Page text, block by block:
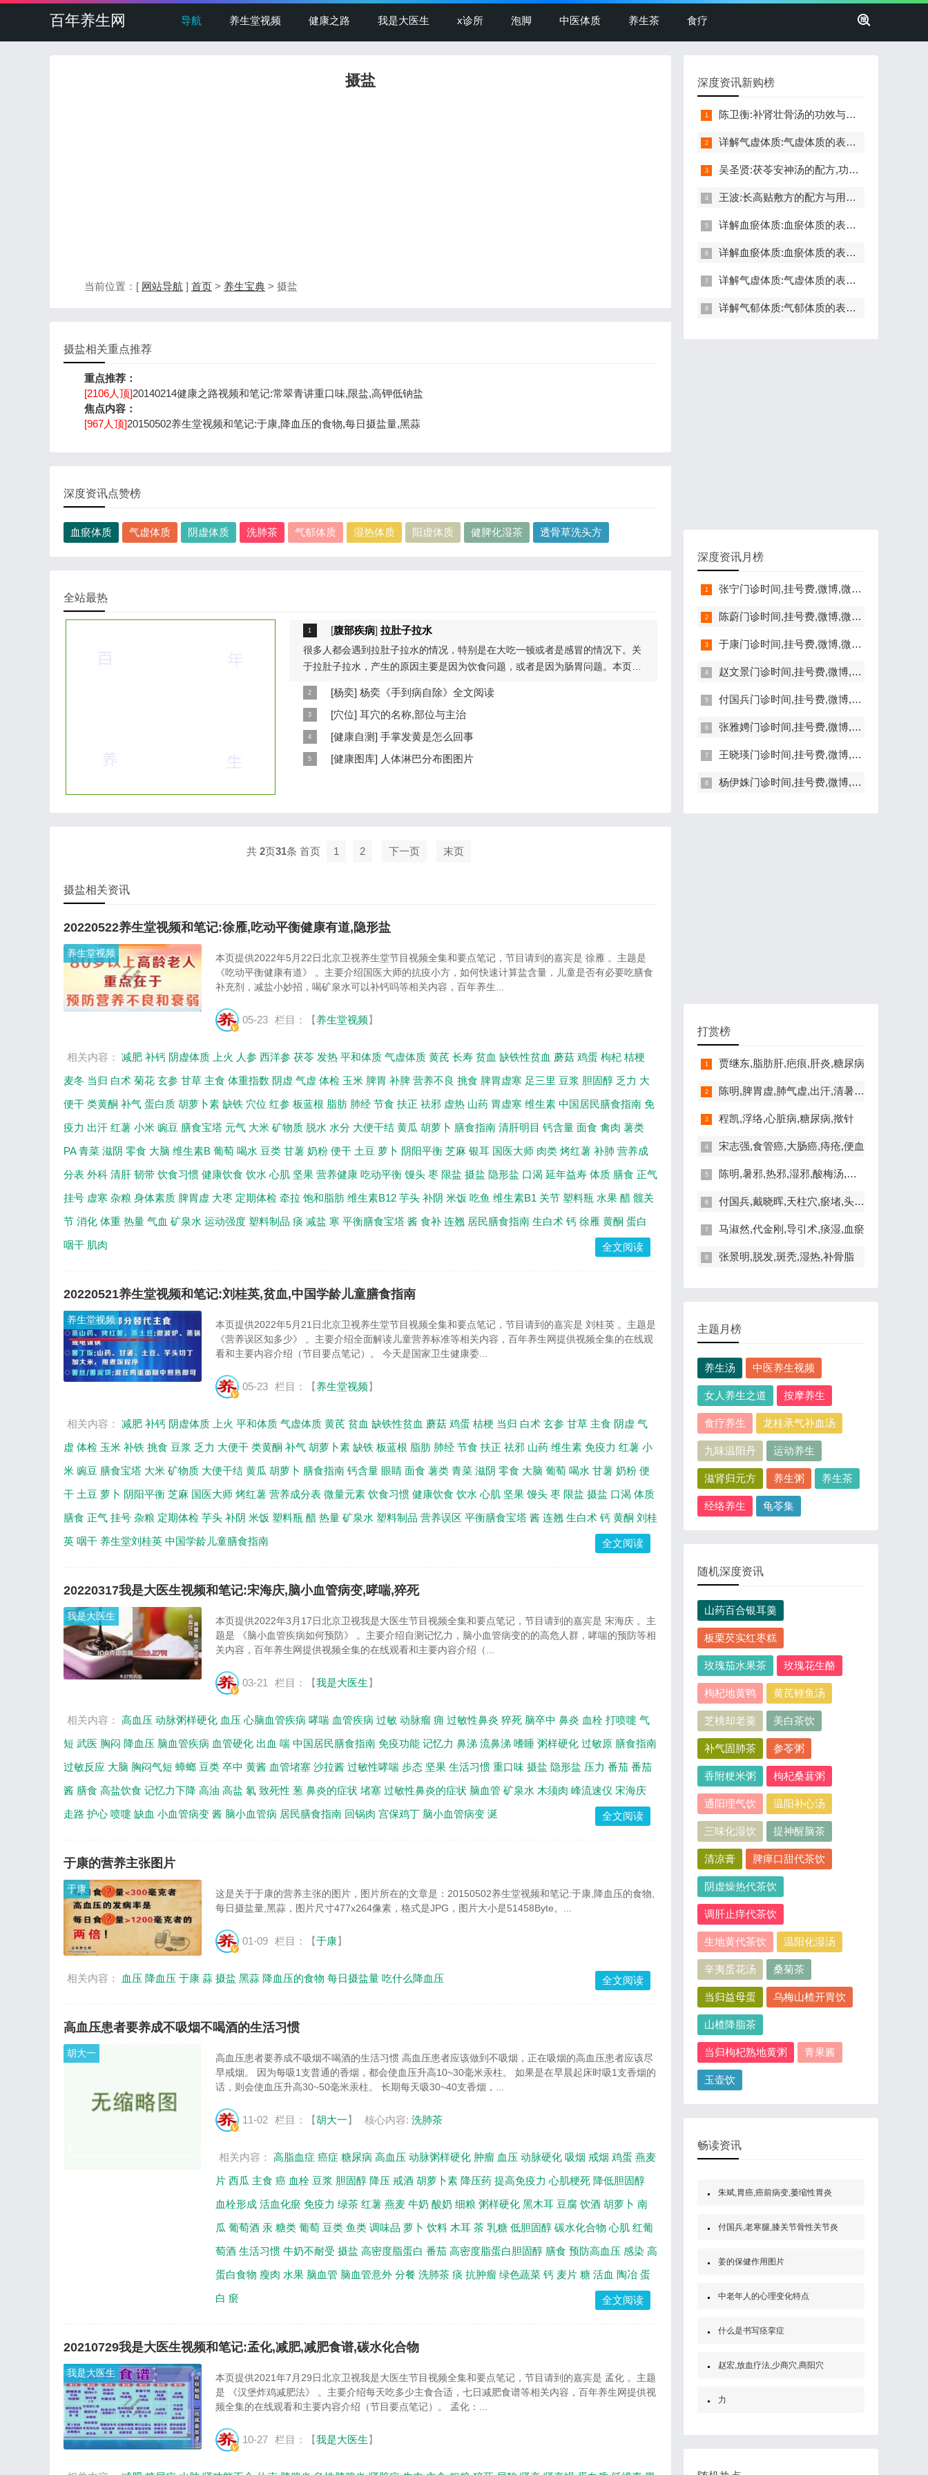
百年养生网 导航 养生堂视频 健康之路 我是大医生 x诊所 泡脚 中医体质 养生茶 食疗
摄盐
当前位置：[ 网站导航 ] 首页 > 养生宝典 > 摄盐
摄盐相关重点推荐
重点推荐：
[2106人顶]20140214健康之路视频和笔记:常翠青讲重口味,限盐,高钾低钠盐
焦点内容：
[967人顶]20150502养生堂视频和笔记:于康,降血压的食物,每日摄盐量,黑蒜
深度资讯点赞榜
血瘀体质 气虚体质 阴虚体质 洗肺茶 气郁体质 湿热体质 阳虚体质 健脾化湿茶 透骨草洗头方
全站最热
[腹部疾病] 拉肚子拉水
很多人都会遇到拉肚子拉水的情况，特别是在大吃一顿或者是感冒的情况下。关
于拉肚子拉水，产生的原因主要是因为饮食问题，或者是因为肠胃问题。本页
[杨奕] 杨奕《手到病自除》全文阅读
本页提供杨奕手到病自除全文阅读。包括完整目录、共计6大章，66个小节的详
细内容。涉及到全身的各个反射区，以及自然疗法、反射区疗法、食疗等。另
外...
[穴位] 耳穴的名称,部位与主治
耳穴在耳郭的分布有一定规律，耳穴在耳郭的分布犹如一个倒置在子宫内的胎
儿，头部朝下，臀部朝上。其分布的规律是，与面颊相应的穴位在耳垂；与上肢
相...
[健康自测] 手掌发黄是怎么回事
手掌发黄，一般是血管内血液不充盈或是皮肤营养不良的表现，这种情况通常是
[健康图库] 人体淋巴分布图图片
共 2页31条 首页 1 2 下一页 末页
摄盐相关资讯
20220522养生堂视频和笔记:徐雁,吃动平衡健康有道,隐形盐
养生堂视频
本页提供2022年5月22日北京卫视养生堂节目视频全集和要点笔记，节目请到的嘉宾是 徐雁 。主题是
《吃动平衡健康有道》 。主要介绍国医大师的抗疫小方，如何快速计算盐含量，儿童是否有必要吃膳食
补充剂，减盐小妙招，喝矿泉水可以补钙吗等相关内容，百年养生...
05-23 栏目：【养生堂视频】
相关内容： 减肥 补钙 阴虚体质 上火 人参 西洋参 茯苓 发热 平和体质 气虚体质 黄芪 长寿 贫血 缺铁性贫血 蘑菇 鸡蛋 枸杞 桔梗
麦冬 当归 白术 菊花 玄参 甘草 主食 体重指数 阴虚 气虚 体检 玉米 脾胃 补脾 营养不良 挑食 脾胃虚寒 足三里 豆浆 胆固醇 乏力 大
便干 类黄酮 补气 蛋白质 胡萝卜素 缺铁 穴位 红参 板蓝根 脂肪 肺经 节食 扶正 祛邪 虚热 山药 胃虚寒 维生素 中国居民膳食指南 免
疫力 出汗 红薯 小米 豌豆 膳食宝塔 元气 大米 矿物质 脱水 水分 大便干结 黄瓜 胡萝卜 膳食指南 清肝明目 钙含量 面食 禽肉 薯类
PA 青菜 滋阴 零食 大脑 维生素B 葡萄 喝水 豆类 甘薯 奶粉 便干 土豆 萝卜 阴阳平衡 芝麻 银耳 国医大师 肉类 烤红薯 补肺 营养成
分表 外科 清肝 韧带 饮食习惯 健康饮食 饮水 心肌 坚果 营养健康 吃动平衡 馒头 枣 限盐 摄盐 隐形盐 口渴 延年益寿 体质 膳食 正气
挂号 虚寒 杂粮 身体素质 脾胃虚 大枣 定期体检 牵拉 饱和脂肪 维生素B12 芋头 补阴 米饭 吃鱼 维生素B1 关节 塑料瓶 水果 醋 髋关
节 消化 体重 热量 气血 矿泉水 运动强度 塑料制品 痰 减盐 寒 平衡膳食宝塔 酱 食补 连翘 居民膳食指南 生白术 钙 徐雁 黄酮 蛋白
咽干 肌肉 全文阅读
20220521养生堂视频和笔记:刘桂英,贫血,中国学龄儿童膳食指南
养生堂视频
本页提供2022年5月21日北京卫视养生堂节目视频全集和要点笔记，节目请到的嘉宾是 刘桂英 。主题是
《营养误区知多少》 。主要介绍全面解读儿童营养标准等相关内容，百年养生网提供视频全集的在线观
看和主要内容介绍（节目要点笔记）。 今天是国家卫生健康委...
05-23 栏目：【养生堂视频】
相关内容： 减肥 补钙 阴虚体质 上火 平和体质 气虚体质 黄芪 贫血 缺铁性贫血 蘑菇 鸡蛋 桔梗 当归 白术 玄参 甘草 主食 阴虚 气
虚 体检 玉米 补铁 挑食 豆浆 乏力 大便干 类黄酮 补气 胡萝卜素 缺铁 板蓝根 脂肪 肺经 节食 扶正 祛邪 山药 维生素 免疫力 红薯 小
米 豌豆 膳食宝塔 大米 矿物质 大便干结 黄瓜 胡萝卜 膳食指南 钙含量 眼睛 面食 薯类 青菜 滋阴 零食 大脑 葡萄 喝水 甘薯 奶粉 便
干 土豆 萝卜 阴阳平衡 芝麻 国医大师 烤红薯 营养成分表 微量元素 饮食习惯 健康饮食 饮水 心肌 坚果 馒头 枣 限盐 摄盐 口渴 体质
膳食 正气 挂号 杂粮 定期体检 芋头 补阴 米饭 塑料瓶 醋 热量 矿泉水 塑料制品 营养误区 平衡膳食宝塔 酱 连翘 生白术 钙 黄酮 刘桂
英 咽干 养生堂刘桂英 中国学龄儿童膳食指南 全文阅读
20220317我是大医生视频和笔记:宋海庆,脑小血管病变,哮喘,猝死
我是大医生
本页提供2022年3月17日北京卫视我是大医生节目视频全集和要点笔记，节目请到的嘉宾是 宋海庆 。主
题是 《脑小血管疾病如何预防》 。主要介绍自测记忆力，脑小血管病变的的高危人群，哮喘的预防等相
关内容，百年养生网提供视频全集的在线观看和主要内容介绍（...
03-21 栏目：【我是大医生】
相关内容： 高血压 动脉粥样硬化 血压 心脑血管疾病 哮喘 血管疾病 过敏 动脉瘤 痈 过敏性鼻炎 猝死 脑卒中 鼻炎 血栓 打喷嚏 气
短 武医 胸闷 降血压 脑血管疾病 血管硬化 出血 喘 中国居民膳食指南 免疫功能 记忆力 鼻涕 流鼻涕 嗜睡 粥样硬化 过敏原 膳食指南
过敏反应 大脑 胸闷气短 蟑螂 豆类 卒中 黄酱 血管堵塞 沙拉酱 过敏性哮喘 步态 坚果 生活习惯 重口味 摄盐 隐形盐 压力 番茄 番茄
酱 膳食 高盐饮食 记忆力下降 高油 高盐 氡 致死性 葱 鼻炎的症状 堵塞 过敏性鼻炎的症状 脑血管 矿泉水 木须肉 峰流速仪 宋海庆
走路 护心 喷嚏 缺血 小血管病变 酱 脑小血管病 居民膳食指南 回锅肉 宫保鸡丁 脑小血管病变 涎 全文阅读
于康的营养主张图片
于康
这是关于于康的营养主张的图片，图片所在的文章是：20150502养生堂视频和笔记:于康,降血压的食物,
每日摄盐量,黑蒜，图片尺寸477x264像素，格式是JPG，图片大小是51458Byte。...
01-09 栏目：【于康】
相关内容： 血压 降血压 于康 蒜 摄盐 黑蒜 降血压的食物 每日摄盐量 吃什么降血压 全文阅读
高血压患者要养成不吸烟不喝酒的生活习惯
胡大一
高血压患者要养成不吸烟不喝酒的生活习惯 高血压患者应该做到不吸烟，正在吸烟的高血压患者应该尽
早戒烟。 因为每吸1支普通的香烟，都会使血压升高10~30毫米汞柱。 如果是在早晨起床时吸1支香烟的
话，则会使血压升高30~50毫米汞柱。 长期每天吸30~40支香烟，...
11-02 栏目：【胡大一】 核心内容: 洗肺茶
相关内容： 高脂血症 癌症 糖尿病 高血压 动脉粥样硬化 肿瘤 血压 动脉硬化 吸烟 戒烟 鸡蛋 燕麦
片 西瓜 主食 癌 血栓 豆浆 胆固醇 降压 戒酒 胡萝卜素 降压药 提高免疫力 心肌梗死 降低胆固醇
血栓形成 活血化瘀 免疫力 绿茶 红薯 燕麦 牛奶 酸奶 细粮 粥样硬化 黑木耳 豆腐 饮酒 胡萝卜 南
瓜 葡萄酒 汞 糖类 葡萄 豆类 鱼类 调味品 萝卜 饮料 木耳 茶 乳糖 低胆固醇 碳水化合物 心肌 红葡
萄酒 生活习惯 牛奶不耐受 摄盐 高密度脂蛋白 番茄 高密度脂蛋白胆固醇 膳食 预防高血压 感染 高
蛋白食物 瘦肉 水果 脑血管 脑血管意外 分餐 洗肺茶 痰 抗肿瘤 绿色蔬菜 钙 麦片 糖 活血 陶冶 蛋
白 瘀 全文阅读
20210729我是大医生视频和笔记:孟化,减肥,减肥食谱,碳水化合物
我是大医生
本页提供2021年7月29日北京卫视我是大医生节目视频全集和要点笔记，节目请到的嘉宾是 孟化 。主题
是 《汉堡炸鸡减肥法》 。主要介绍每天吃多少主食合适，七日减肥食谱等相关内容，百年养生网提供视
频全集的在线观看和主要内容介绍（节目要点笔记）。 孟化：...
10-27 栏目：【我是大医生】
深度资讯新购榜
陈卫衡:补肾壮骨汤的功效与作用,配方与禁忌,髋关节损伤,腿脚不便
详解气虚体质:气虚体质的表现症状,自测题,怎么调理,食疗药膳
吴圣贤:茯苓安神汤的配方,功效与作用,怎么做,不适合的人,失眠
王波:长高贴敷方的配方与用法,功效与禁忌,长高,命门穴,生长激素
详解血瘀体质:血瘀体质的表现症状,自测题,怎么调理,食疗药膳
详解血瘀体质:血瘀体质的表现症状,自测题,怎么调理,食疗药膳
详解气虚体质:气虚体质的表现症状,自测题,怎么调理,食疗药膳
详解气郁体质:气郁体质的表现症状,自测题,怎么调理,食疗药膳
深度资讯月榜
张宁门诊时间,挂号费,微博,微信,抖音,网上挂号,咨询电话,在线咨询
陈蔚门诊时间,挂号费,微博,微信,抖音,网上挂号,咨询电话,在线咨询
于康门诊时间,挂号费,微博,微信,抖音,网上挂号,咨询电话,在线咨询
赵文景门诊时间,挂号费,微博,微信,抖音,网上挂号,咨询电话,在线咨询
付国兵门诊时间,挂号费,微博,微信,抖音,网上挂号,咨询电话,在线咨询
张雅娉门诊时间,挂号费,微博,微信,抖音,网上挂号,咨询电话,在线咨询
王晓瑛门诊时间,挂号费,微博,微信,抖音,网上挂号,咨询电话,在线咨询
杨伊姝门诊时间,挂号费,微博,微信,抖音,网上挂号,咨询电话,在线咨询
打赏榜
贾继东,脂肪肝,疤痕,肝炎,糖尿病
陈明,脾胃虚,肺气虚,出汗,清暑益气汤
程凯,浮络,心脏病,糖尿病,揿针
宋志强,食管癌,大肠癌,痔疮,便血
陈明,暑邪,热邪,湿邪,酸梅汤,脾胃虚寒
付国兵,戴晓晖,天柱穴,瘀堵,头晕,失眠
马淑然,代金刚,导引术,痰湿,血瘀
张景明,脱发,斑秃,湿热,补骨脂
主题月榜
养生汤 中医养生视频
女人养生之道 按摩养生
食疗养生 龙桂承气补血汤
九味温阳丹 运动养生
滋肾归元方 养生粥 养生茶
经络养生 龟苓集
随机深度资讯
山药百合银耳羹
板栗芡实红枣糕
玫瑰茄水果茶 玫瑰花生酪
枸杞地黄鸭 黄芪鲤鱼汤
芝桃却老羹 美白茶饮
补气固肺茶 参苓粥
香附粳米粥 枸杞桑葚粥
通阳理气饮 温阳补心汤
三味化湿饮 提神醒脑茶
清凉膏 脾瘅口甜代茶饮
阴虚燥热代茶饮
调肝止痒代茶饮
生地黄代茶饮 温阳化湿汤
辛夷蛋花汤 桑菊茶
当归益母蛋 乌梅山楂开胃饮
山楂降脂茶
当归枸杞熟地黄粥 青果酱
玉壶饮
畅读资讯
朱斌,胃癌,癌前病变,萎缩性胃炎
付国兵,老寒腿,膝关节骨性关节炎
姜的保健作用图片
中老年人的心理变化特点
什么是书写痉挛症
赵宏,放血疗法,少商穴,商阳穴
力